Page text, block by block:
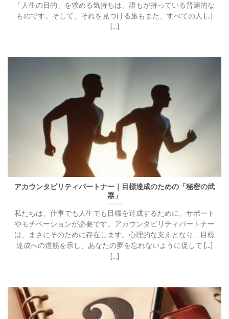
「人生の目的」を求める気持ちは、誰もが持っている普遍的な
ものです。そして、それを見つける旅もまた、すべての人 [...]
[...]
アカウンタビリティパートナー｜目標達成のための「秘密の武
器」
私たちは、仕事でも人生でも目標を達成するために、サポート
やモチベーションが必要です。アカウンタビリティパートナー
は、まさにそのために存在します。心理的な支えとなり、目標
達成への道筋を示し、あなたの夢を忘れないように促して [...]
[...]